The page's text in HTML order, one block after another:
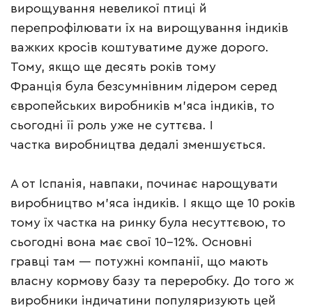
вирощування невеликої птиці й
перепрофілювати їх на вирощування індиків
важких кросів коштуватиме дуже дорого.
Тому, якщо ще десять років тому
Франція була безсумнівним лідером серед
європейських виробників м’яса індиків, то
сьогодні її роль уже не суттєва. І
частка виробництва дедалі зменшується.
А от Іспанія, навпаки, починає нарощувати
виробництво м’яса індиків. І якщо ще 10 років
тому їх частка на ринку була несуттєвою, то
сьогодні вона має свої 10–12%. Основні
гравці там — потужні компанії, що мають
власну кормову базу та переробку. До того ж
виробники індичатини популяризують цей